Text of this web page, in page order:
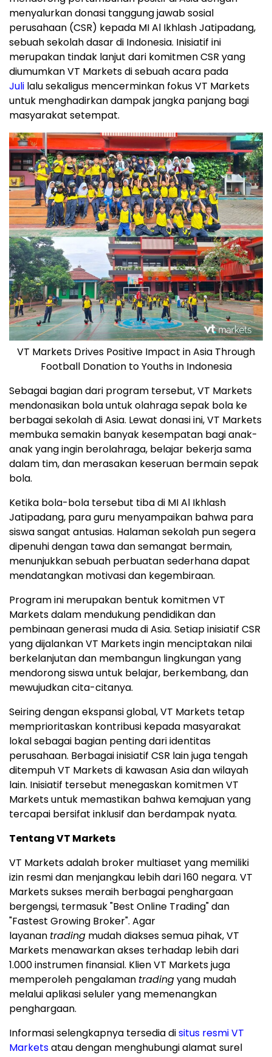
menyalurkan donasi tanggung jawab sosial
perusahaan (CSR) kepada MI Al Ikhlash Jatipadang,
sebuah sekolah dasar di Indonesia. Inisiatif ini
merupakan tindak lanjut dari komitmen CSR yang
diumumkan VT Markets di sebuah acara pada
Juli lalu sekaligus mencerminkan fokus VT Markets
untuk menghadirkan dampak jangka panjang bagi
masyarakat setempat.
VT Markets Drives Positive Impact in Asia Through
Football Donation to Youths in Indonesia
Sebagai bagian dari program tersebut, VT Markets
mendonasikan bola untuk olahraga sepak bola ke
berbagai sekolah diAsia. Lewat donasi ini, VT Markets
membuka semakin banyak kesempatan bagi anak-
anak yang ingin berolahraga, belajar bekerja sama
dalam tim, dan merasakan keseruan bermain sepak
bola.
Ketika bola-bola tersebut tiba di MI Al Ikhlash
Jatipadang, para guru menyampaikan bahwa para
siswa sangat antusias. Halaman sekolah pun segera
dipenuhi dengan tawa dan semangat bermain,
menunjukkan sebuah perbuatan sederhana dapat
mendatangkan motivasi dan kegembiraan.
Program ini merupakan bentuk komitmen VT
Markets dalam mendukung pendidikan dan
pembinaan generasi muda diAsia. Setiap inisiatif CSR
yang dijalankan VT Markets ingin menciptakan nilai
berkelanjutan dan membangun lingkungan yang
mendorong siswa untuk belajar, berkembang, dan
mewujudkan cita-citanya.
Seiring dengan ekspansi global, VT Markets tetap
memprioritaskan kontribusi kepada masyarakat
lokal sebagai bagian penting dari identitas
perusahaan. Berbagai inisiatif CSR lain juga tengah
ditempuh VT Markets di kawasanAsiadan wilayah
lain. Inisiatif tersebut menegaskan komitmen VT
Markets untuk memastikan bahwa kemajuan yang
tercapai bersifat inklusif dan berdampak nyata.
Tentang VT Markets
VT Markets adalah broker multiaset yang memiliki
izin resmi dan menjangkau lebih dari 160 negara. VT
Markets sukses meraih berbagai penghargaan
bergengsi, termasuk "Best Online Trading" dan
"Fastest Growing Broker". Agar
layanan trading mudah diakses semua pihak, VT
Markets menawarkan akses terhadap lebih dari
1.000 instrumen finansial. Klien VT Markets juga
memperoleh pengalaman tradingyang mudah
melalui aplikasi seluler yang memenangkan
penghargaan.
Informasi selengkapnya tersedia disitus resmi VT
Marketsatau dengan menghubungi alamat surel